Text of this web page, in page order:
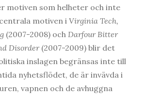
motiven som helheter och inte
motiven i Virginia Tech,
(2007-2008) och Darfour Bitter
Disorder (2007-2009) blir det
inslagen begränsas inte till
nyhetsflödet, de är invävda i
vapnen och de avhuggna